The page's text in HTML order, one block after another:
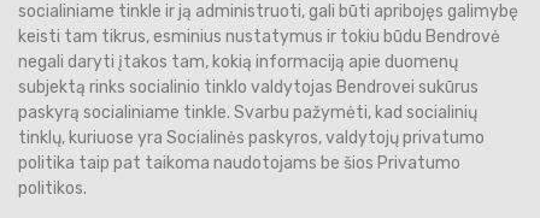
socialiniame tinkle ir ją administruoti, gali būti apribojęs galimybę
keisti tam tikrus, esminius nustatymus ir tokiu būdu Bendrovė
negali daryti įtakos tam, kokią informaciją apie duomenų
subjektą rinks socialinio tinklo valdytojas Bendrovei sukūrus
paskyrą socialiniame tinkle. Svarbu pažymėti, kad socialinių
tinklų, kuriuose yra Socialinės paskyros, valdytojų privatumo
politika taip pat taikoma naudotojams be šios Privatumo
politikos.